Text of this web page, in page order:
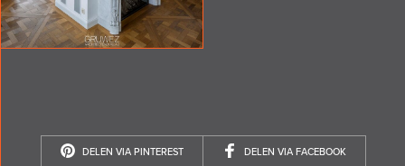
DELEN VIA PINTEREST DELEN VIA FACEBOOK